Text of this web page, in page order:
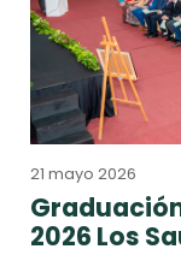
21 mayo 2026
2026 Los